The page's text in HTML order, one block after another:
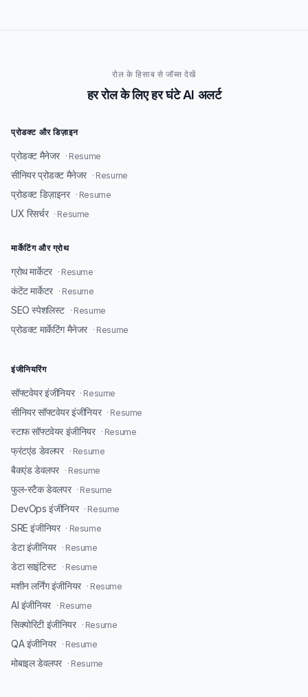
रोल के हिसाब से जॉब्स देखें
हर रोल के लिए हर घंटे AI अलर्ट
प्रोडक्ट और डिज़ाइन
प्रोडक्ट मैनेजर · Resume
सीनियर प्रोडक्ट मैनेजर · Resume
प्रोडक्ट डिज़ाइनर · Resume
UX रिसर्चर · Resume
मार्केटिंग और ग्रोथ
ग्रोथ मार्केटर · Resume
कंटेंट मार्केटर · Resume
SEO स्पेशलिस्ट · Resume
प्रोडक्ट मार्केटिंग मैनेजर · Resume
इंजीनियरिंग
सॉफ्टवेयर इंजीनियर · Resume
सीनियर सॉफ्टवेयर इंजीनियर · Resume
स्टाफ सॉफ्टवेयर इंजीनियर · Resume
फ्रंटएंड डेवलपर · Resume
बैकएंड डेवलपर · Resume
फुल-स्टैक डेवलपर · Resume
DevOps इंजीनियर · Resume
SRE इंजीनियर · Resume
डेटा इंजीनियर · Resume
डेटा साइंटिस्ट · Resume
मशीन लर्निंग इंजीनियर · Resume
AI इंजीनियर · Resume
सिक्योरिटी इंजीनियर · Resume
QA इंजीनियर · Resume
मोबाइल डेवलपर · Resume